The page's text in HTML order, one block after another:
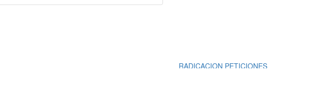
RADICACION PETICIONES